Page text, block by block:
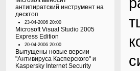
антипиратский инструмент на
десктоп
23-04-2006 20:00
Microsoft Visual Studio 2005
Express Edition
20-04-2006 20:00
Выпущены новые версии
"Антивируса Касперского" и
Kaspersky Internet Security